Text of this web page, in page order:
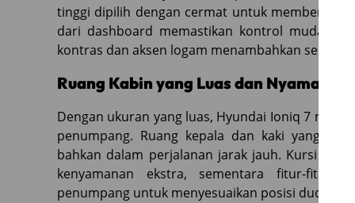
tinggi dipilih dengan cermat untuk memberikan
dari dashboard memastikan kontrol mudah
kontras dan aksen logam menambahkan
Ruang Kabin yang Luas dan Nyaman
Dengan ukuran yang luas, Hyundai Ioniq 7
penumpang. Ruang kepala dan kaki yang
bahkan dalam perjalanan jarak jauh. Kursi
kenyamanan ekstra, sementara fitur-fitur
penumpang untuk menyesuaikan posisi duduk